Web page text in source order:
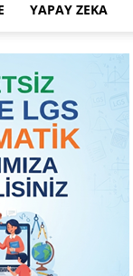
YAPAY ZEKA